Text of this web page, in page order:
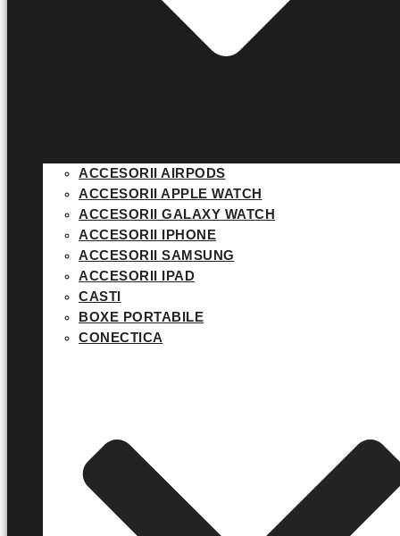
ACCESORII AIRPODS
ACCESORII APPLE WATCH
ACCESORII GALAXY WATCH
ACCESORII IPHONE
ACCESORII SAMSUNG
ACCESORII IPAD
CASTI
BOXE PORTABILE
CONECTICA